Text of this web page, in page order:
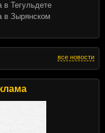
все новости
в Тегульдете
в Зырянском